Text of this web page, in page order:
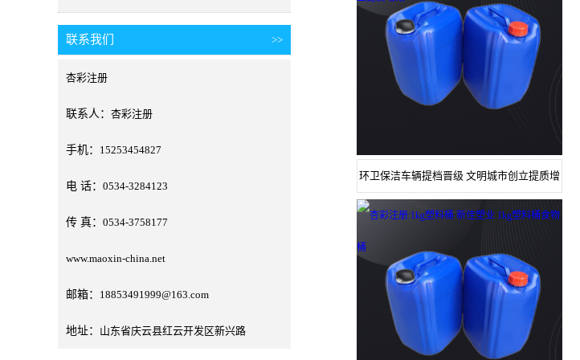
联系我们 >>
杏彩注册
联系人： 杏彩注册
手机： 15253454827
电 话： 0534-3284123
传 真： 0534-3758177
www.maoxin-china.net
邮箱： 18853491999@163.com
地址： 山东省庆云县红云开发区新兴路
环卫保洁车辆提档晋级 文明城市创立提质增
效